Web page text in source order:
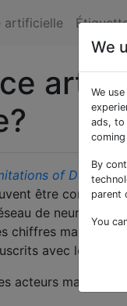
artificielle
of Deep
être
de neurones
chiffres
avec lesquels
acteurs
We
We
ads, to
By
parent
You